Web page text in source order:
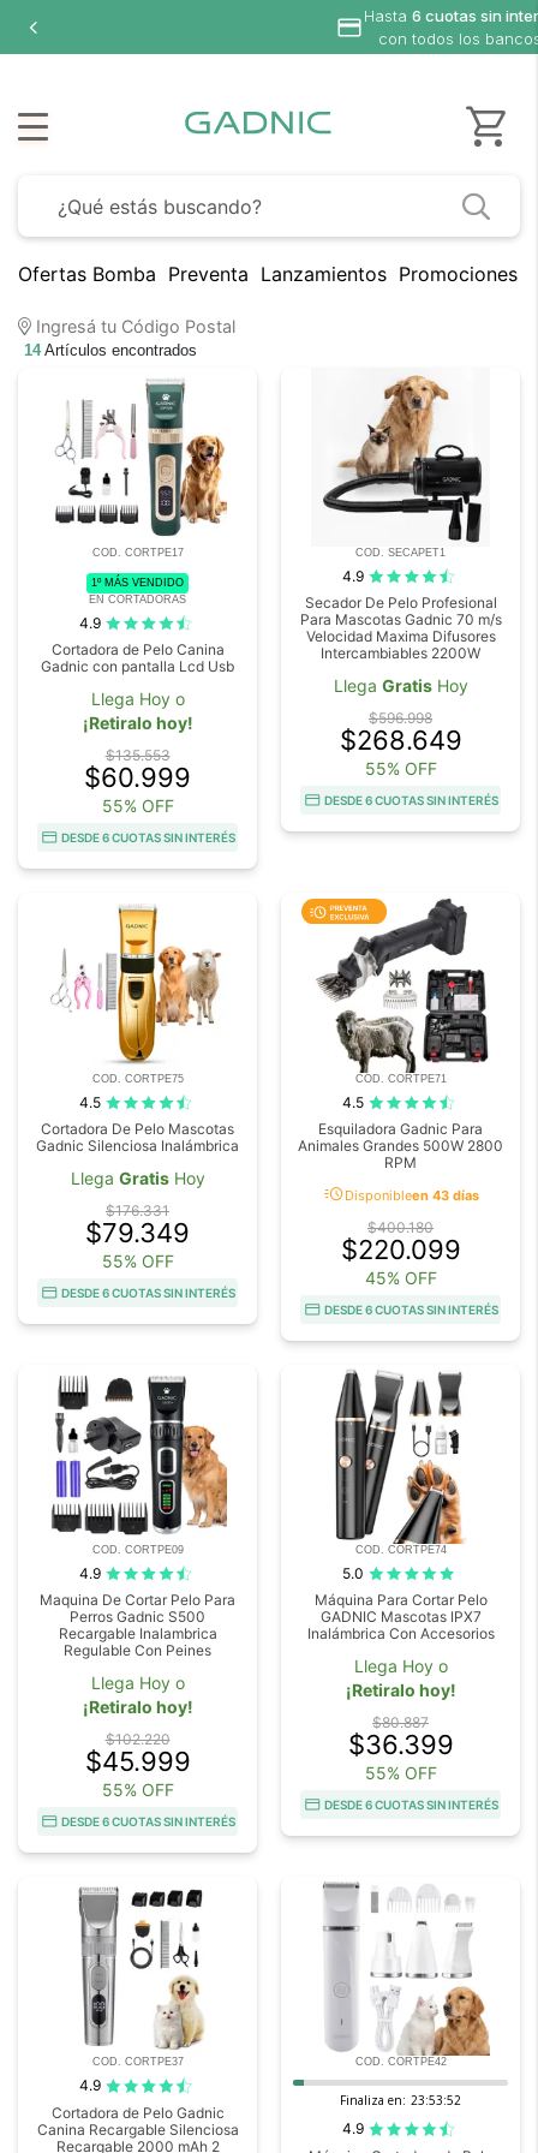
Ofertas Bomba Preventa Lanzamientos Promociones
Ingresá tu Código Postal
14Artículos encontrados
COD. CORTPE17
1º MÁS VENDIDO
EN CORTADORAS
4.9
Cortadora de Pelo Canina
Gadnic con pantalla Lcd Usb
Llega Hoy o
¡Retiralo hoy!
$135.553
$60.999
55% OFF
DESDE 6 CUOTAS SIN INTERÉS
COD. SECAPET1
4.9
Secador De Pelo Profesional
Para Mascotas Gadnic 70 m/s
Velocidad Maxima Difusores
Intercambiables 2200W
Llega GratisHoy
$596.998
$268.649
55% OFF
DESDE 6 CUOTAS SIN INTERÉS
COD. CORTPE75
4.5
Cortadora De Pelo Mascotas
Gadnic Silenciosa Inalámbrica
Llega GratisHoy
$176.331
$79.349
55% OFF
DESDE 6 CUOTAS SIN INTERÉS
COD. CORTPE71
4.5
Esquiladora Gadnic Para
Animales Grandes 500W 2800
RPM
acuteDisponibleen 43 días
$400.180
$220.099
45% OFF
DESDE 6 CUOTAS SIN INTERÉS
COD. CORTPE09
4.9
Maquina De Cortar Pelo Para
Perros Gadnic S500
Recargable Inalambrica
Regulable Con Peines
Llega Hoy o
¡Retiralo hoy!
$102.220
$45.999
55% OFF
DESDE 6 CUOTAS SIN INTERÉS
COD. CORTPE74
5.0
Máquina Para Cortar Pelo
GADNIC Mascotas IPX7
Inalámbrica Con Accesorios
Llega Hoy o
¡Retiralo hoy!
$80.887
$36.399
55% OFF
DESDE 6 CUOTAS SIN INTERÉS
COD. CORTPE37
4.9
Cortadora de Pelo Gadnic
Canina Recargable Silenciosa
Recargable 2000 mAh 2
COD. CORTPE42
Finaliza en: 23:53:51
4.9